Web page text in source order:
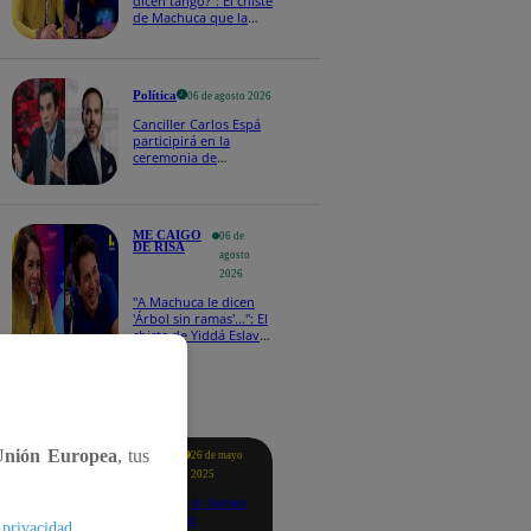
de Machuca que la
Política 06 de agosto 2026
Canciller Carlos Espá
participirá en la
ceremonia de
ME CAIGO
DE RISA
06 de
agosto
2026
"A Machuca le dicen
'Árbol sin ramas'...": El
chiste de Yiddá Eslava
Te
ayudo
26 de mayo
2025
Revisa si tienes
deudas
Europea, tus